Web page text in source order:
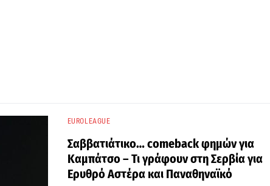
EUROLEAGUE
Σαββατιάτικο… comeback φημών για
Καμπάτσο – Τι γράφουν στη Σερβία για
Ερυθρό Αστέρα και Παναθηναϊκό